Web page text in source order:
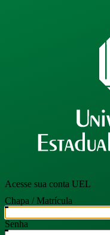
Acesse sua conta UEL
Chapa / Matrícula
Senha